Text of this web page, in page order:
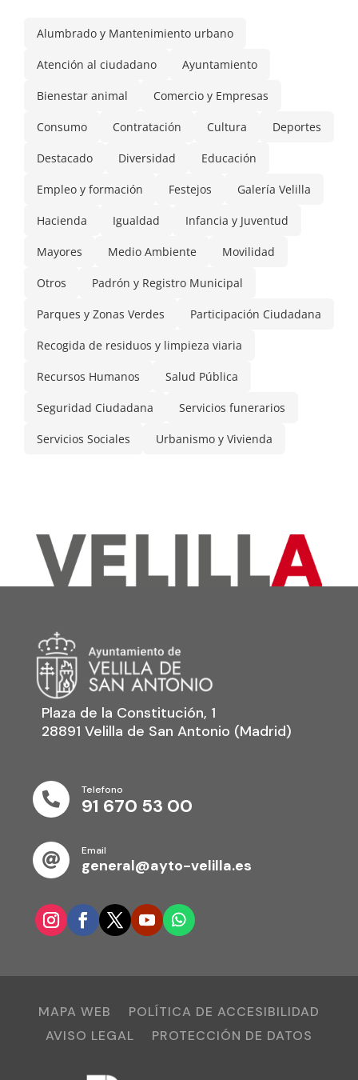
Alumbrado y Mantenimiento urbano
Atención al ciudadano Ayuntamiento
Bienestar animal Comercio y Empresas
Consumo Contratación Cultura Deportes
Destacado Diversidad Educación
Empleo y formación Festejos Galería Velilla
Hacienda Igualdad Infancia y Juventud
Mayores Medio Ambiente Movilidad
Otros Padrón y Registro Municipal
Parques y Zonas Verdes Participación Ciudadana
Recogida de residuos y limpieza viaria
Recursos Humanos Salud Pública
Seguridad Ciudadana Servicios funerarios
Servicios Sociales Urbanismo y Vivienda
Plaza de la Constitución, 1
28891 Velilla de San Antonio (Madrid)

Telefono
91 670 53 00

Email
general@ayto-velilla.es
MAPA WEB
POLÍTICA DE ACCESIBILIDAD
AVISO LEGAL
PROTECCIÓN DE DATOS